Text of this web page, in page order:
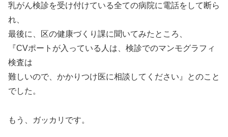
乳がん検診を受け付けている全ての病院に電話をして断ら
れ、
最後に、区の健康づくり課に聞いてみたところ、
『CVポートが入っている人は、検診でのマンモグラフィ
検査は
難しいので、かかりつけ医に相談してください』とのこと
でした。
もう、ガッカリです。